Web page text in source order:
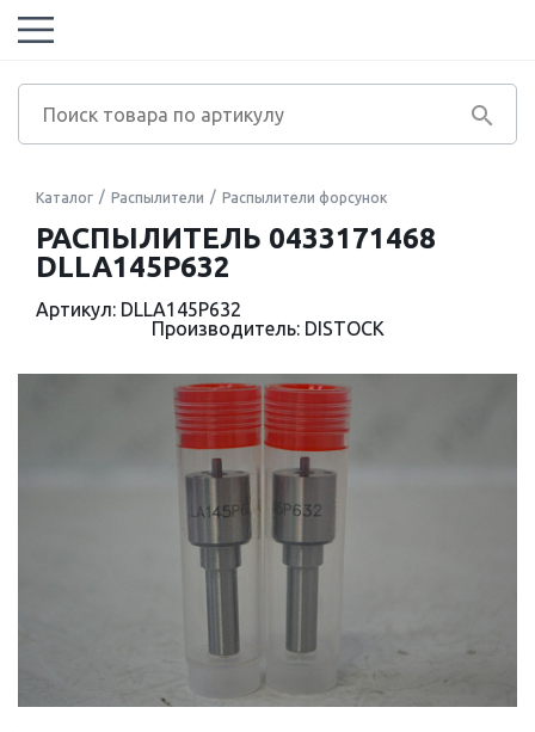
Каталог Распылители Распылители форсунок
РАСПЫЛИТЕЛЬ 0433171468
DLLA145P632
Артикул: DLLA145P632
Производитель: DISTOCK